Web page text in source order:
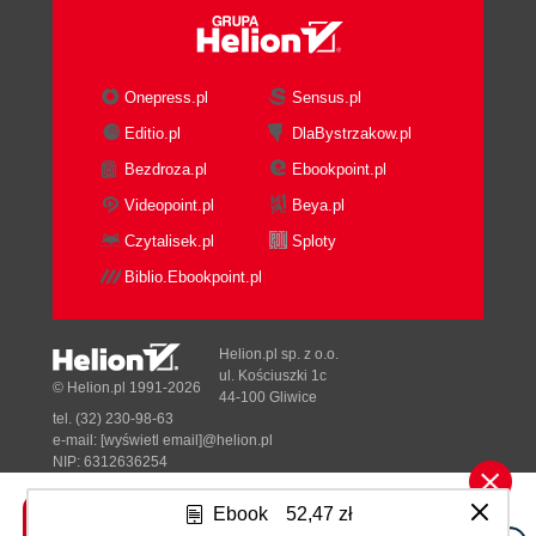
Jak to działa?
Dodatkowe informacje
Interakcje z formularzami
Przygotowania
Jak to zrobić?
Dodatkowe informacje
Zobacz także
Używanie pakietu Selenium do obsługi
Jak to zrobić?
Jak to działa?
Dodatkowe informacje
Zobacz także
Dostęp do stron chronionych hasłem
Przygotowania
Ebook 52,47 zł
Onepress.pl
Sensus.pl
Editio.pl
DlaBystrzakow.pl
Bezdroza.pl
Ebookpoint.pl
Videopoint.pl
Beya.pl
Czytalisek.pl
Sploty
Biblio.Ebookpoint.pl
Tonik.pl
© Helion.pl 1991-2026
Helion.pl sp. z o.o.
ul. Kościuszki 1c
44-100 Gliwice
tel. (32) 230-98-63
e-mail: [wyświetl email]@helion.pl
NIP: 6312636254